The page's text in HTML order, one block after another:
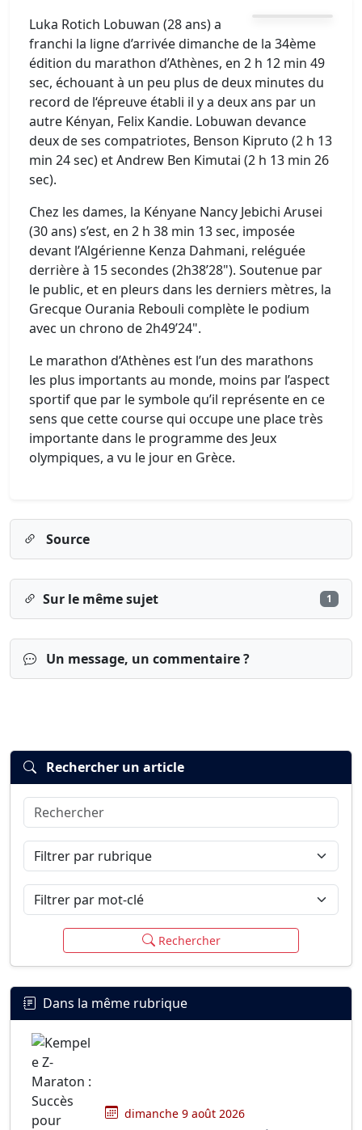
Luka Rotich Lobuwan (28 ans) a
franchi la ligne d’arrivée dimanche de la 34ème
édition du marathon d’Athènes, en 2 h 12 min 49
sec, échouant à un peu plus de deux minutes du
record de l‘épreuve établi il y a deux ans par un
autre Kényan, Felix Kandie. Lobuwan devance
deux de ses compatriotes, Benson Kipruto (2 h 13
min 24 sec) et Andrew Ben Kimutai (2 h 13 min 26
sec).
Chez les dames, la Kényane Nancy Jebichi Arusei
(30 ans) s’est, en 2 h 38 min 13 sec, imposée
devant l’Algérienne Kenza Dahmani, reléguée
derrière à 15 secondes (2h38’28"). Soutenue par
le public, et en pleurs dans les derniers mètres, la
Grecque Ourania Rebouli complète le podium
avec un chrono de 2h49’24".
Le marathon d’Athènes est l’un des marathons
les plus importants au monde, moins par l’aspect
sportif que par le symbole qu’il représente en ce
sens que cette course qui occupe une place très
importante dans le programme des Jeux
olympiques, a vu le jour en Grèce.
Source
Sur le même sujet 1
Un message, un commentaire ?
Connexion
Rechercher un article
Rechercher
Filtrer par rubrique
Filtrer par mot-clé
Rechercher
Dans la même rubrique
dimanche 9 août 2026